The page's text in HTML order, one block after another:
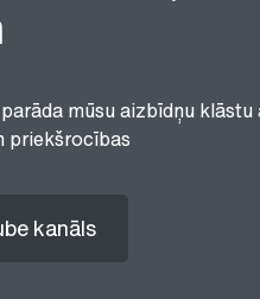
mūsu aizbīdņu klāstu
priekšrocības
kanāls